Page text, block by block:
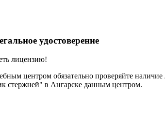
удостоверение
лицензию!
центром обязательно проверяйте
стержней" в Ангарске данным центром.